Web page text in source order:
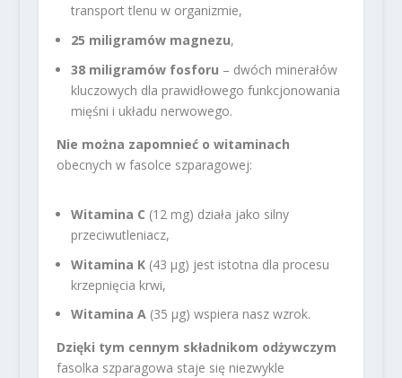
transport tlenu w organizmie,
25 miligramów magnezu,
38 miligramów fosforu – dwóch minerałów
kluczowych dla prawidłowego funkcjonowania
mięśni i układu nerwowego.
Nie można zapomnieć o witaminach
obecnych w fasolce szparagowej:
Witamina C (12 mg) działa jako silny
przeciwutleniacz,
Witamina K(43 µg) jest istotna dla procesu
krzepnięcia krwi,
Witamina A(35 µg) wspiera nasz wzrok.
Dzięki tym cennym składnikom odżywczym
fasolka szparagowa staje się niezwykle